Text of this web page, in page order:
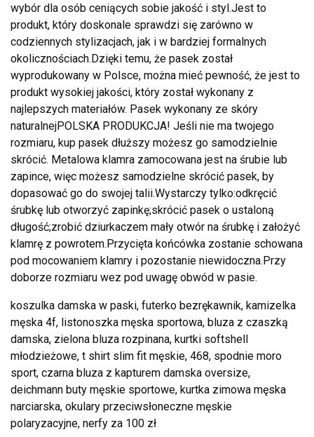
wybór dla osób ceniących sobie jakość i styl.Jest to
produkt, który doskonale sprawdzi się zarówno w
codziennych stylizacjach, jak i w bardziej formalnych
okolicznościach.Dzięki temu, że pasek został
wyprodukowany w Polsce, można mieć pewność, że jest to
produkt wysokiej jakości, który został wykonany z
najlepszych materiałów. Pasek wykonany ze skóry
naturalnejPOLSKA PRODUKCJA! Jeśli nie ma twojego
rozmiaru, kup pasek dłuższy możesz go samodzielnie
skrócić. Metalowa klamra zamocowana jest na śrubie lub
zapince, więc możesz samodzielne skrócić pasek, by
dopasować go do swojej talii.Wystarczy tylko:odkręcić
śrubkę lub otworzyć zapinkę;skrócić pasek o ustaloną
długość;zrobić dziurkaczem mały otwór na śrubkę i założyć
klamrę z powrotem.Przycięta końcówka zostanie schowana
pod mocowaniem klamry i pozostanie niewidoczna.Przy
doborze rozmiaru wez pod uwagę obwód w pasie.
koszulka damska w paski, futerko bezrękawnik, kamizelka
męska 4f, listonoszka męska sportowa, bluza z czaszką
damska, zielona bluza rozpinana, kurtki softshell
młodzieżowe, t shirt slim fit męskie, 468, spodnie moro
sport, czarna bluza z kapturem damska oversize,
deichmann buty męskie sportowe, kurtka zimowa męska
narciarska, okulary przeciwsłoneczne męskie
polaryzacyjne, nerfy za 100 zł